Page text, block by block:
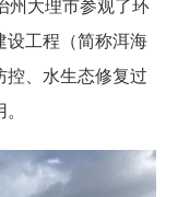
设工程（简称洱海
、水生态修复过